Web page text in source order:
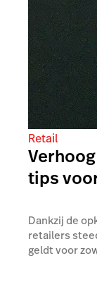
Retail
tips
Dankzij de
retailers
geldt voor